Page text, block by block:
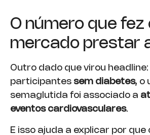
O número que fez
mercado prestar
Outro dado que virou headline:
participantes sem diabetes, o
semaglutida foi associado a
eventos cardiovasculares.
E isso ajuda a explicar por que